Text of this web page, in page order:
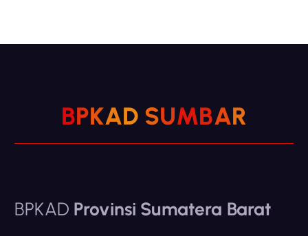
BPKAD SUMBAR
BPKAD Provinsi Sumatera Barat